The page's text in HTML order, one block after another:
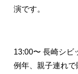
演です。
13:00〜 長崎シビ
例年、親子連れ